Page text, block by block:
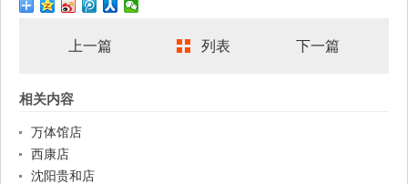
上一篇 列表 下一篇
相关内容
万体馆店
西康店
沈阳贵和店